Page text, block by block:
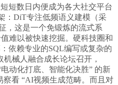
短数日内便成为各大社交平台
：DiT专注低频语义建模（采
，这是一个免锻炼的流式系
难以被快速挖掘。硬科技圈和
依赖专业的SQL编写或复杂的
械人融合成长论坛召开，
动化打底、智能化决胜” 的新
察看 “AI视频生成范畴。而且对